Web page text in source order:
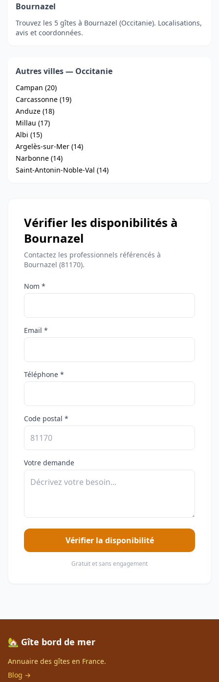
Bournazel
Trouvez les 5 gîtes à Bournazel (Occitanie). Localisations,
avis et coordonnées.
Autres villes — Occitanie
Campan (20)
Carcassonne (19)
Anduze (18)
Millau (17)
Albi (15)
Argelès-sur-Mer (14)
Narbonne (14)
Saint-Antonin-Noble-Val (14)
Vérifier les disponibilités à
Bournazel
Contactez les professionnels référencés à
Bournazel (81170).
Nom *
Email *
Téléphone *
Code postal *
Votre demande
Vérifier la disponibilité
Gratuit et sans engagement
🏡 Gîte bord de mer
Annuaire des gîtes en France.
Blog →